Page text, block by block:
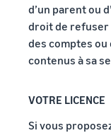
d’un parent ou
droit de refuser
des comptes
contenus à sa
VOTRE LICENCE
Si vous